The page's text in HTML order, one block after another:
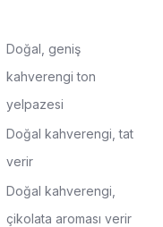
Doğal, geniş
kahverengi ton
yelpazesi
Doğal kahverengi, tat
verir
Doğal kahverengi,
çikolata aroması verir